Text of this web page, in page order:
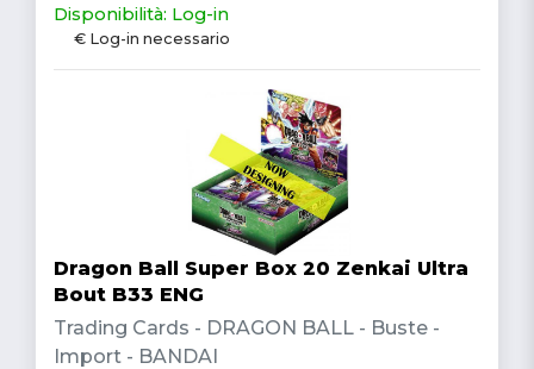
Disponibilità: Log-in
€ Log-in necessario
Dragon Ball Super Box 20 Zenkai Ultra
Bout B33 ENG
Trading Cards - DRAGON BALL - Buste -
Import - BANDAI